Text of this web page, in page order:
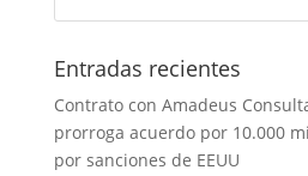
Entradas recientes
Contrato con Amadeus
prorroga acuerdo por 10.000
por sanciones de EEUU